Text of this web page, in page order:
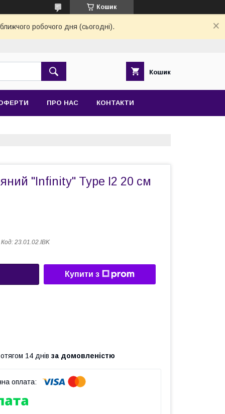
Кошик
робочого дня (сьогодні).
Кошик
ПРО НАС КОНТАКТИ
"Infinity" Type I2 20 см
Код: 23.01.02.IBK
Купити з
14 днів за домовленістю